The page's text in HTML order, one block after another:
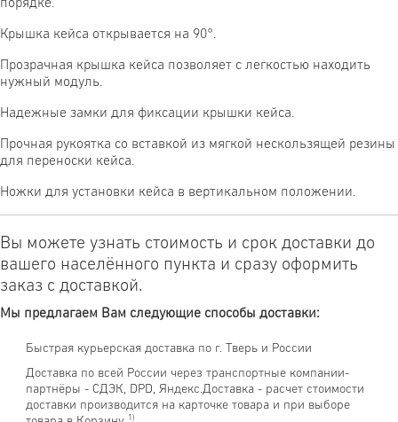
порядке.
Крышка кейса открывается на 90°.
Прозрачная крышка кейса позволяет с легкостью находить
нужный модуль.
Надежные замки для фиксации крышки кейса.
Прочная рукоятка со вставкой из мягкой нескользящей резины
для переноски кейса.
Ножки для установки кейса в вертикальном положении.
Вы можете узнать стоимость и срок доставки до
вашего населённого пункта и сразу оформить
заказ с доставкой.
Мы предлагаем Вам следующие способы доставки:
Быстрая курьерская доставка по г. Тверь и России
Доставка по всей России через транспортные компании-
партнёры - СДЭК, DPD, Яндекс.Доставка - расчет стоимости
доставки производится на карточке товара и при выборе
1)